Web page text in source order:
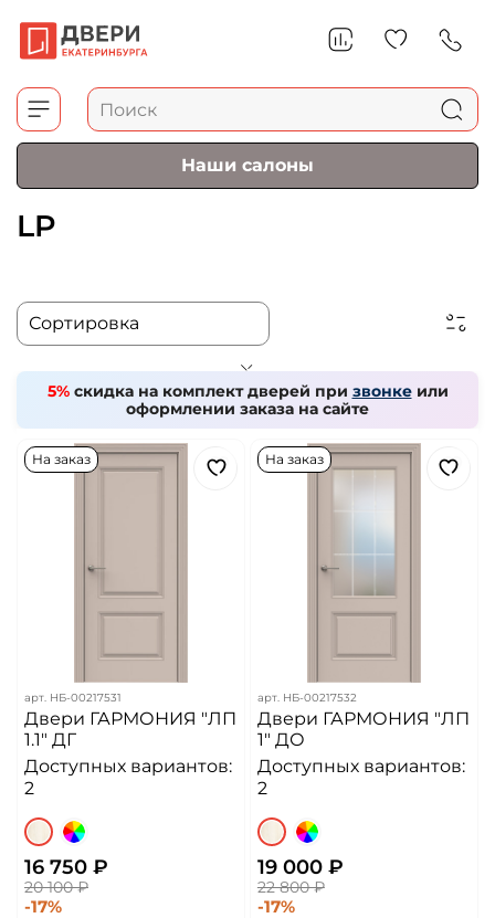
Наши салоны
LP
5% скидка на комплект дверей при звонкеили
оформлении заказа на сайте
На заказ
арт. НБ-00217531
Двери ГАРМОНИЯ "ЛП
1.1" ДГ
Доступных вариантов:
2
16 750 ₽
20 100 ₽
-17%
На заказ
арт. НБ-00217532
Двери ГАРМОНИЯ "ЛП
1" ДО
Доступных вариантов:
2
19 000 ₽
22 800 ₽
-17%